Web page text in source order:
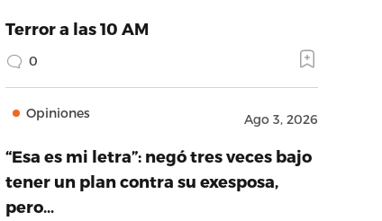
Terror a las 10 AM
0
Opiniones Ago 3, 2026
“Esa es mi letra”: negó tres veces bajo
tener un plan contra su exesposa,
pero…